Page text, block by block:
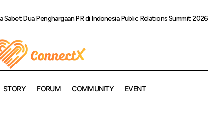
Sabet Dua Penghargaan PR di Indonesia Public Relations Summit 2026
STORY FORUM COMMUNITY EVENT
yang Adaptif di Tengah Dinamika Industri Pembiayaan